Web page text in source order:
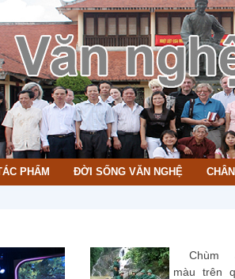
PHẨM ĐỜI SỐNG VĂN NGHỆ
Chùm
màu trên